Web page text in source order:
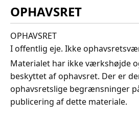
OPHAVSRET
OPHAVSRET
I offentlig eje. Ikke
Materialet har ikke værkshøjde
beskyttet af ophavsret. Der er
ophavsretslige begrænsninger
publicering af dette materiale.